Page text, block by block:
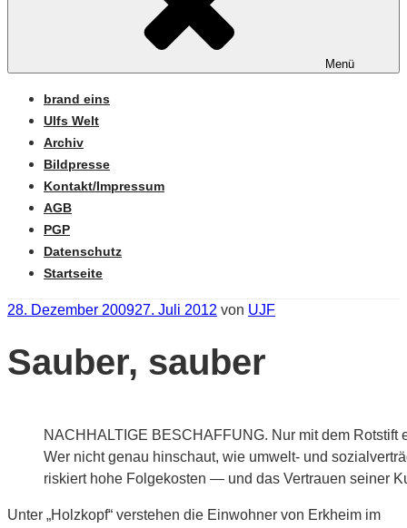
Menü
brand eins
Ulfs Welt
Archiv
Bildpresse
Kontakt/Impressum
AGB
PGP
Datenschutz
Startseite
Veröffentlicht
28. Dezember 200927. Juli 2012 von UJF
Sauber, sauber
NACHHALTIGE BESCHAFFUNG. Nur mit dem Rotstift
Wer nicht genau hinschaut, wie umwelt- und
riskiert hohe Folgekosten — und das Vertrauen seiner
Unter „Holzkopf“ verstehen die Einwohner von Erkheim im